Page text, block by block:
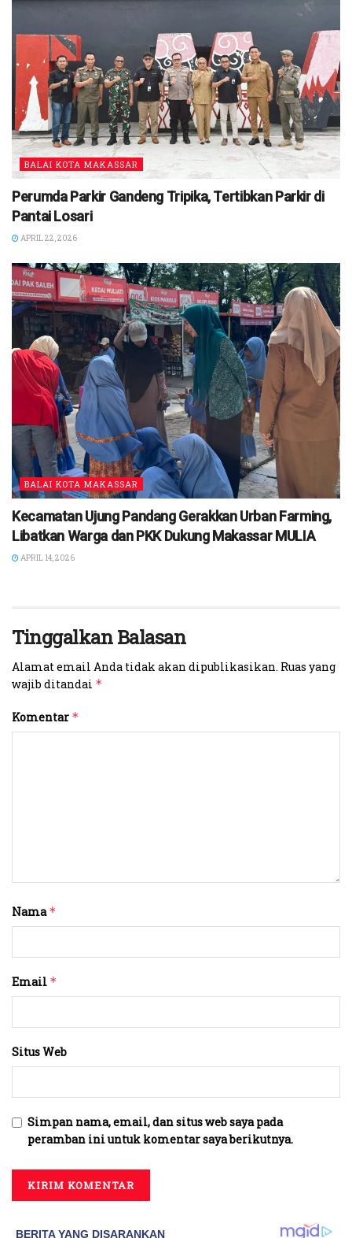
BALAI KOTA MAKASSAR
Perumda Parkir Gandeng Tripika, Tertibkan Parkir di
Pantai Losari
APRIL 22, 2026
BALAI KOTA MAKASSAR
Kecamatan Ujung Pandang Gerakkan Urban Farming,
Libatkan Warga dan PKK Dukung Makassar MULIA
APRIL 14, 2026
Tinggalkan Balasan
Alamat email Anda tidak akan dipublikasikan. Ruas yang
wajib ditandai *
Komentar *
Nama*
Email *
Situs Web
Simpan nama, email, dan situs web saya pada
peramban ini untuk komentar saya berikutnya.